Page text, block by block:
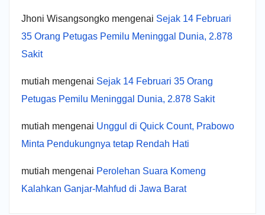
Jhoni Wisangsongko mengenai Sejak 14 Februari
35 Orang Petugas Pemilu Meninggal Dunia, 2.878
Sakit
mutiah mengenai Sejak 14 Februari 35 Orang
Petugas Pemilu Meninggal Dunia, 2.878 Sakit
mutiah mengenai Unggul di Quick Count, Prabowo
Minta Pendukungnya tetap Rendah Hati
mutiah mengenai Perolehan Suara Komeng
Kalahkan Ganjar-Mahfud di Jawa Barat